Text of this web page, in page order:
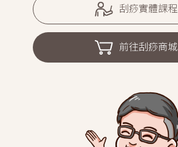
刮痧實體課程
前往刮痧商城